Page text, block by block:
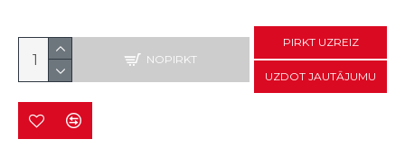
NOPIRKT
PIRKT UZREIZ
UZDOT JAUTĀJUMU